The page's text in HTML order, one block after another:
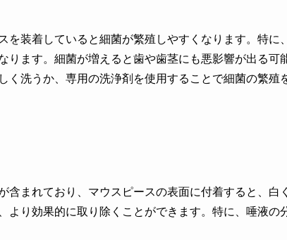
を装着していると細菌が繁殖しやすくなります。特
ります。細菌が増えると歯や歯茎にも悪影響が出る
洗うか、専用の洗浄剤を使用することで細菌の繁殖
含まれており、マウスピースの表面に付着すると、
より効果的に取り除くことができます。特に、唾液